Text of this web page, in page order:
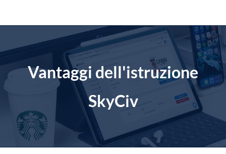
Vantaggi dell'istruzione
SkyCiv